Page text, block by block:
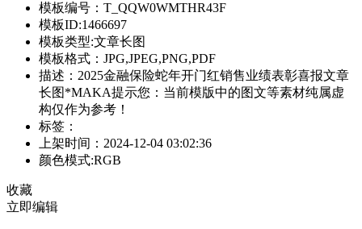
模板编号：T_QQW0WMTHR43F
模板ID:1466697
模板类型:文章长图
模板格式：JPG,JPEG,PNG,PDF
描述：2025金融保险蛇年开门红销售业绩表彰喜报文章
长图*MAKA提示您：当前模版中的图文等素材纯属虚
构仅作为参考！
标签：
上架时间：2024-12-04 03:02:36
颜色模式:RGB
收藏
立即编辑